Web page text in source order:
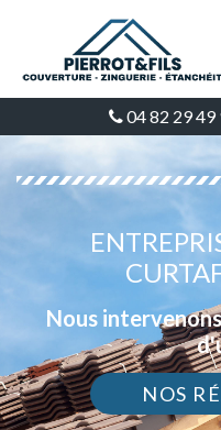
04 82 29 49
Nous
NOS